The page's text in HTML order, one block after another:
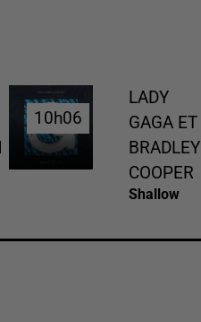
10h06
10h06
LADY
GAGA ET
BRADLEY
COOPER
Shallow